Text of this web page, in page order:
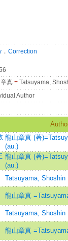
． Correction
真 = Tatsuyama,
Author
龍山章真 (著
(au.)
龍山章真 (著
(au.)
Tatsuyama, Shoshin
龍山章真
Tatsuyama, Shoshin
龍山章真